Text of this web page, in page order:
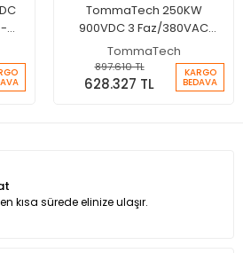
TommaTech 250KW
900VDC 3 Faz/380VAC
Sulama Pompası İnverteri
TommaTech
897.610 TL
628.327 TL
KARGO
BEDAVA
kısa sürede elinize ulaşır.